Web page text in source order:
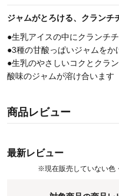
ジャムがとろける、クランチ
●生乳アイスの中にクランチ
●3種の甘酸っぱいジャムをか
●生乳のやさしいコクとクラ
酸味のジャムが溶け合います
商品レビュー
最新レビュー
※現在販売していない色